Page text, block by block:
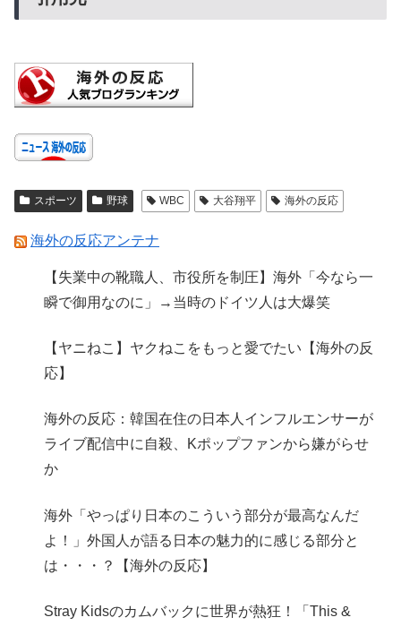
スポーツ 野球 WBC 大谷翔平 海外の反応
海外の反応アンテナ
【失業中の靴職人、市役所を制圧】海外「今なら一
瞬で御用なのに」→当時のドイツ人は大爆笑
【ヤニねこ】ヤクねこをもっと愛でたい【海外の反
応】
海外の反応：韓国在住の日本人インフルエンサーが
ライブ配信中に自殺、Kポップファンから嫌がらせ
か
海外「やっぱり日本のこういう部分が最高なんだ
よ！」外国人が語る日本の魅力的に感じる部分と
は・・・？【海外の反応】
Stray Kidsのカムバックに世界が熱狂！「This &